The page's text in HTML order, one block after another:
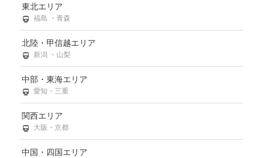
東北エリア
福島 ・青森
北陸・甲信越エリア
新潟 ・山梨
中部・東海エリア
愛知・三重
関西エリア
大阪・京都
中国・四国エリア